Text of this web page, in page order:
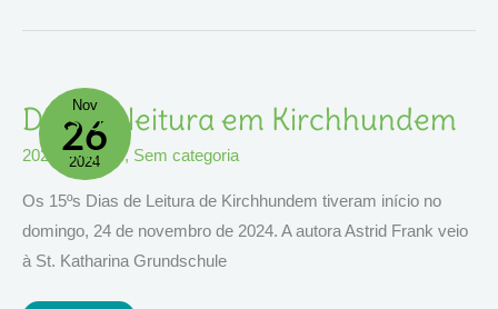
Nov
26
2024
Dias de leitura em Kirchhundem
2024 ,eventos, Sem categoria
Os 15ºs Dias de Leitura de Kirchhundem tiveram início no
domingo, 24 de novembro de 2024. A autora Astrid Frank veio
à St. Katharina Grundschule
Dias
De
Leitura
Em
Kirchhundem